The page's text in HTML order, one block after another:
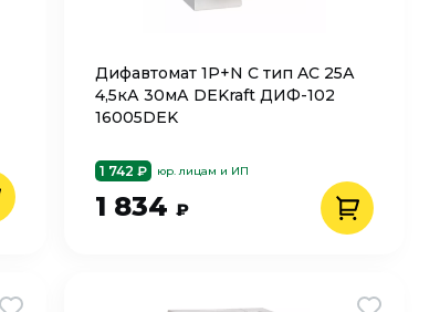
Дифавтомат 1P+N C тип AC 25А
4,5кА 30мА DEKraft ДИФ-102
16005DEK
1 742 ₽ юр. лицам и ИП
1 834 ₽